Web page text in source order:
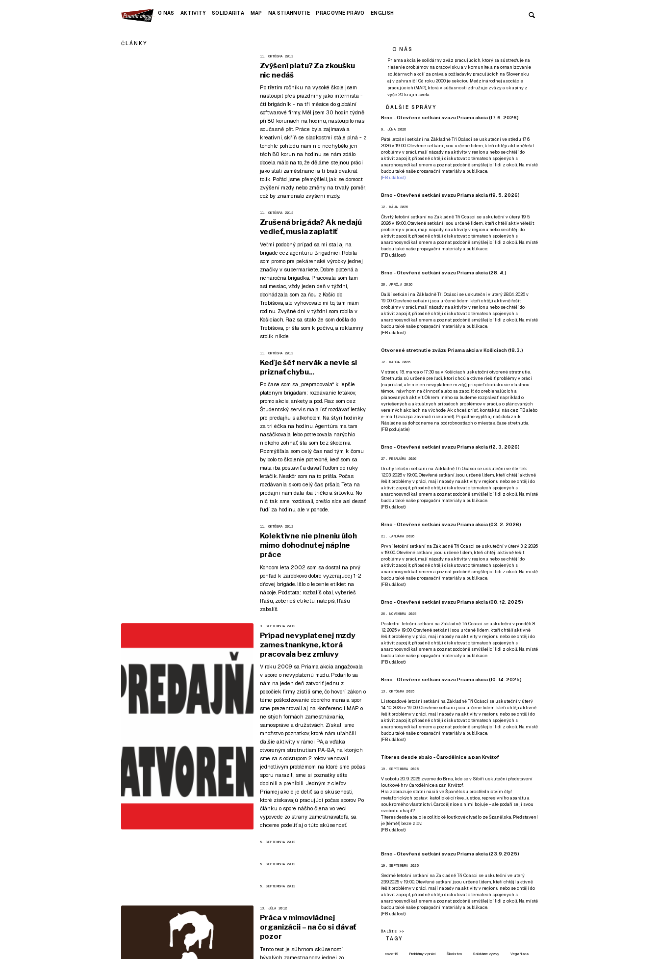
O NÁS AKTIVITY SOLIDARITA MAP NA STIAHNUTIE PRACOVNÉ PRÁVO ENGLISH
ČLÁNKY
11. OKTÓBRA 2012
Zvýšení platu? Za zkoušku
nic nedáš
Po třetím ročníku na vysoké škole jsem
nastoupil přes prázdniny jako internista -
čti brigádník - na tři měsíce do globální
softwarové firmy. Měl jsem 30 hodin týdně
při 80 korunách na hodinu, nastoupilo nás
současně pět. Práce byla zajímavá a
kreativní, skříň se sladkostmi stále plná - z
tohohle pohledu nám nic nechybělo, jen
těch 80 korun na hodinu se nám zdálo
docela málo na to, že děláme stejnou práci
jako stálí zaměstnanci a ti brali dvakrát
tolik. Pořád jsme přemýšleli, jak se domoct
zvýšení mzdy, nebo změny na trvalý poměr,
což by znamenalo zvýšení mzdy.
11. OKTÓBRA 2012
Zrušená brigáda? Ak nedajú
vedieť, musia zaplatiť
Veľmi podobný prípad sa mi stal aj na
brigáde cez agentúru Brigádnici. Robila
som promo pre pekárenské výrobky jednej
značky v supermarkete. Dobre platená a
nenáročná brigádka. Pracovala som tam
asi mesiac, vždy jeden deň v týždni,
dochádzala som za ňou z Košíc do
Trebišova, ale vyhovovalo mi to, tam mám
rodinu. Zvyšné dni v týždni som robila v
Košiciach. Raz sa stalo, že som došla do
Trebišova, prišla som k pečivu, a reklamný
stolík nikde.
11. OKTÓBRA 2012
Keď je šéf nervák a nevie si
priznať chybu...
Po čase som sa „prepracovala“ k lepšie
plateným brigádam: rozdávanie letákov,
promo akcie, ankety a pod. Raz som cez
Študentský servis mala ísť rozdávať letáky
pre predajňu s alkoholom. Na štyri hodinky
za tri éčka na hodinu. Agentúra ma tam
nasáčkovala, lebo potrebovala narýchlo
niekoho zohnať, šla som bez školenia.
Rozmýšľala som celý čas nad tým, k čomu
by bolo to školenie potrebné, keď som sa
mala iba postaviť a dávať ľuďom do ruky
letáčik. Neskôr som na to prišla. Počas
rozdávania skoro celý čas pršalo. Teta na
predajni nám dala iba tričko a šiltovku. No
nič, tak sme rozdávali, prešlo síce asi desať
ľudí za hodinu, ale v pohode.
11. OKTÓBRA 2012
Kolektívne nie plneniu úloh
mimo dohodnutej náplne
práce
Koncom leta 2002 som sa dostal na prvý
pohľad k zárobkovo dobre vyzerajúcej 1-2
dňovej brigáde. Išlo o lepenie etikiet na
nápoje. Podstata: rozbalíš obal, vyberieš
fľašu, zoberieš etiketu, nalepíš, fľašu
zabalíš.
9. SEPTEMBRA 2012
Prípad nevyplatenej mzdy
zamestnankyne, ktorá
pracovala bez zmluvy
V roku 2009 sa Priama akcia angažovala
v spore o nevyplatenú mzdu. Podarilo sa
nám na jeden deň zatvoriť jednu z
pobočiek firmy, zistili sme, čo hovorí zákon o
téme poškodzovanie dobrého mena a spor
sme prezentovali aj na Konferencii MAP o
neistých formách zamestnávania,
samospráve a družstvách. Získali sme
množstvo poznatkov, ktoré nám uľahčili
ďalšie aktivity v rámci PA, a vďaka
otvoreným stretnutiam PA-BA, na ktorých
sme sa s odstupom 2 rokov venovali
jednotlivým problémom, na ktoré sme počas
sporu narazili, sme si poznatky ešte
doplnili a prehĺbili. Jedným z cieľov
Priamej akcie je deliť sa o skúsenosti,
ktoré získavajú pracujúci počas sporov. Po
článku o spore nášho člena vo veci
výpovede zo strany zamestnávateľa, sa
chceme podeliť aj o túto skúsenosť.
5. SEPTEMBRA 2012
5. SEPTEMBRA 2012
5. SEPTEMBRA 2012
13. JÚLA 2012
Práca v mimovládnej
organizácii – na čo si dávať
pozor
Tento text je súhrnom skúseností
bývalých zamestnancov jednej zo
O NÁS
Priama akcia je solidárny zväz pracujúcich, ktorý sa sústreďuje na
riešenie problémov na pracovisku a v komunite, a na organizovanie
solidárnych akcií za práva a požiadavky pracujúcich na Slovensku
aj v zahraničí. Od roku 2000 je sekciou Medzinárodnej asociácie
pracujúcich (MAP), ktorá v súčasnosti združuje zväzy a skupiny z
vyše 20 krajín sveta.
ĎALŠIE SPRÁVY
Brno - Otevřené setkání svazu Priama akcia (17. 6. 2026)
9. JÚNA 2026
Páté letošní setkání na Základně Tři Ocásci se uskuteční ve středu 17. 6.
2026 v 19:00. Otevřené setkání jsou určené lidem, kteří chtějí aktivněřešit
problémy v práci, mají nápady na aktivity v regionu nebo se chtějí do
aktivit zapojit, případně chtějí diskutovat o tématech spojených s
anarchosyndikalismem a poznat podobně smýšlející lidi z okolí. Na místě
budou také naše propagační materiály a publikace.
(FB událost)
Brno - Otevřené setkání svazu Priama akcia (19. 5. 2026)
12. MÁJA 2026
Čtvrtý letošní setkání na Základně Tři Ocásci se uskuteční v úterý 19. 5.
2026 v 19:00. Otevřené setkání jsou určené lidem, kteří chtějí aktivněřešit
problémy v práci, mají nápady na aktivity v regionu nebo se chtějí do
aktivit zapojit, případně chtějí diskutovat o tématech spojených s
anarchosyndikalismem a poznat podobně smýšlející lidi z okolí. Na místě
budou také naše propagační materiály a publikace.
(FB událost)
Brno - Otevřené setkání svazu Priama akcia (28. 4.)
20. APRÍLA 2026
Další setkání na Základně Tři Ocásci se uskuteční v úterý 28.04. 2026 v
19:00. Otevřené setkání jsou určené lidem, kteří chtějí aktivně řešit
problémy v práci, mají nápady na aktivity v regionu nebo se chtějí do
aktivit zapojit, případně chtějí diskutovat o tématech spojených s
anarchosyndikalismem a poznat podobně smýšlející lidi z okolí. Na místě
budou také naše propagační materiály a publikace.
(FB událost)
Otvorené stretnutie zväzu Priama akcia v Košiciach (18.3.)
12. MARCA 2026
V stredu 18. marca o 17:30 sa v Košiciach uskutoční otvorené stretnutie.
Stretnutia sú určené pre ľudí, ktorí chcú aktívne riešiť problémy v práci
(napríklad, ale nielen nevyplatené mzdy), prispieť do diskusie vlastnou
témou, návrhom na činnosť alebo sa zapojiť do prebiehajúcich a
plánovaných aktivít. Okrem iného sa budeme rozprávať napríklad o
vyriešených a aktuálnych prípadoch problémov v práci, a o plánovaných
verejných akciach na východe. Ak chceš prísť, kontaktuj nás cez FBalebo
e-mail (zvazpa zavináč riseup.net). Prípadnevyplň aj náš dotazník.
Následne sa dohodneme na podrobnostiach o mieste a čase stretnutia.
(FB podujatie)
Brno - Otevřené setkání svazu Priama akcia (12. 3. 2026)
27. FEBRUÁRA 2026
Druhý letošní setkání na Základně Tři Ocásci se uskuteční ve čtvrtek
12.03. 2026 v 19:00. Otevřené setkání jsou určené lidem, kteří chtějí aktivně
řešit problémy v práci, mají nápady na aktivity v regionu nebo se chtějí do
aktivit zapojit, případně chtějí diskutovat o tématech spojených s
anarchosyndikalismem a poznat podobně smýšlející lidi z okolí. Na místě
budou také naše propagační materiály a publikace.
(FB událost)
Brno - Otevřené setkání svazu Priama akcia (03. 2. 2026)
21. JANUÁRA 2026
První letošní setkání na Základně Tři Ocásci se uskuteční v úterý 3. 2. 2026
v 19:00. Otevřené setkání jsou určené lidem, kteří chtějí aktivně řešit
problémy v práci, mají nápady na aktivity v regionu nebo se chtějí do
aktivit zapojit, případně chtějí diskutovat o tématech spojených s
anarchosyndikalismem a poznat podobně smýšlející lidi z okolí. Na místě
budou také naše propagační materiály a publikace.
(FB událost)
Brno - Otevřené setkání svazu Priama akcia (08. 12. 2025)
26. NOVEMBRA 2025
Poslední letošní setkání na Základně Tři Ocásci se uskuteční v ponděli 8.
12. 2025 v 19:00. Otevřené setkání jsou určené lidem, kteří chtějí aktivně
řešit problémy v práci, mají nápady na aktivity v regionu nebo se chtějí do
aktivit zapojit, případně chtějí diskutovat o tématech spojených s
anarchosyndikalismem a poznat podobně smýšlející lidi z okolí. Na místě
budou také naše propagační materiály a publikace.
(FB událost)
Brno - Otevřené setkání svazu Priama akcia (10. 14. 2025)
13. OKTÓBRA 2025
Listopadové letošní setkání na Základně Tři Ocásci se uskuteční v úterý
14. 10. 2025 v 19:00. Otevřené setkání jsou určené lidem, kteří chtějí aktivně
řešit problémy v práci, mají nápady na aktivity v regionu nebo se chtějí do
aktivit zapojit, případně chtějí diskutovat o tématech spojených s
anarchosyndikalismem a poznat podobně smýšlející lidi z okolí. Na místě
budou také naše propagační materiály a publikace.
(FB událost)
Títeres desde abajo - Čarodějnice a pan Kryštof
19. SEPTEMBRA 2025
V sobotu 20. 9. 2025 zveme do Brna, kde se v Sibiři uskuteční představení
loutkové hry Čarodějnice a pan Kryštof.
Hra zobrazuje státní násilí ve Španělsku prostřednictvím čtyř
metaforických postav: katolické církve, justice, represivního aparátu a
soukromého vlastnictví. Čarodějnice s nimi bojuje – ale podaří se jí svou
svobodu uhájit?
Títeres desde abajo je politické loutkové divadlo ze Španělska. Představení
je (téměř) beze zlov.
(FB událost)
Brno - Otevřené setkání svazu Priama akcia (23.9.2025)
19. SEPTEMBRA 2025
Sedmé letošní setkání na Základně Tři Ocásci se uskuteční ve uterý
23.9.2025 v 19:00. Otevřené setkání jsou určené lidem, kteří chtějí aktivně
řešit problémy v práci, mají nápady na aktivity v regionu nebo se chtějí do
aktivit zapojit, případně chtějí diskutovat o tématech spojených s
anarchosyndikalismem a poznat podobně smýšlející lidi z okolí. Na místě
budou také naše propagační materiály a publikace.
(FB událost)
ĎALŠIE >>
TAGY
covid-19 Problémy v práci Školstvo Solidárne výzvy VegaNana